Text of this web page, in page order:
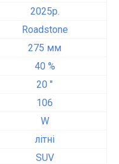
2025p.
Roadstone
275 мм
40 %
20 "
106
W
літні
SUV